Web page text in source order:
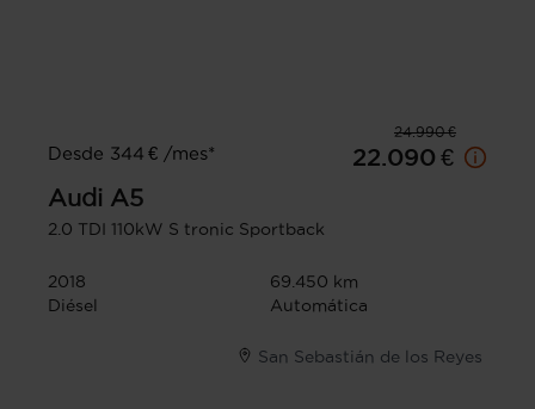
24.990 €
Desde 344 € /mes*
22.090 €
Audi A5
2.0 TDI 110kW S tronic Sportback
2018
69.450 km
Diésel
Automática
San Sebastián de los Reyes